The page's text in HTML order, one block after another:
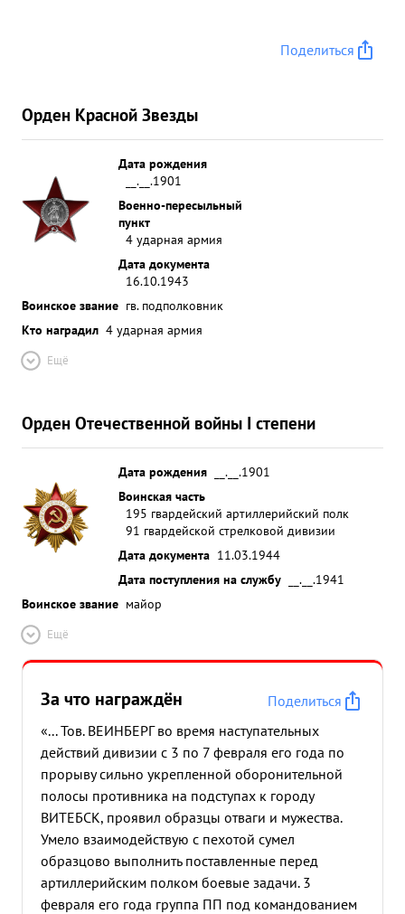
Поделиться
Орден Красной Звезды
Дата рождения
__.__.1901
Военно-пересыльный
пункт
4 ударная армия
Дата документа
16.10.1943
Воинское звание гв. подполковник
Кто наградил 4 ударная армия
Ещё
Орден Отечественной войны I степени
Дата рождения
__.__.1901
Воинская часть
195 гвардейский артиллерийский полк
91 гвардейской стрелковой дивизии
Дата документа 11.03.1944
Дата поступления на службу
__.__.1941
Воинское звание майор
Ещё
За что награждён
Поделиться
«... Тов. ВЕИНБЕРГ во время наступательных
действий дивизии с 3 по 7 февраля его года по
прорыву сильно укрепленной оборонительной
полосы противника на подступах к городу
ВИТЕБСК, проявил образцы отваги и мужества.
Умело взаимодействую с пехотой сумел
образцово выполнить поставленные перед
артиллерийским полком боевые задачи. 3
февраля его года группа ПП под командованием